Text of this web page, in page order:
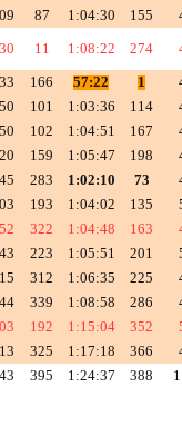
87 1:04:30 155
11 1:08:22 274
166 57:22 1
101 1:03:36 114
102 1:04:51 167
159 1:05:47 198
283 1:02:10 73
193 1:04:02 135
322 1:04:48 163
223 1:05:51 201
312 1:06:35 225
339 1:08:58 286
192 1:15:04 352
325 1:17:18 366
395 1:24:37 388